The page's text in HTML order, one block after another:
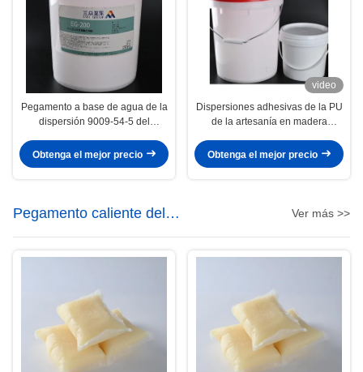
Pegamento a base de agua de la
dispersión 9009-54-5 del
vacío de la película del PVC
Obtenga el mejor precio
video
Dispersiones adhesivas de la PU
de la artesanía en madera
membrana del vacío
Obtenga el mejor precio
Pegamento caliente del
derretimiento de la poliolefina
Ver más >>